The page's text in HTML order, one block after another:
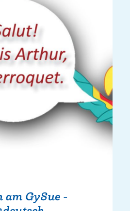
am GySue -